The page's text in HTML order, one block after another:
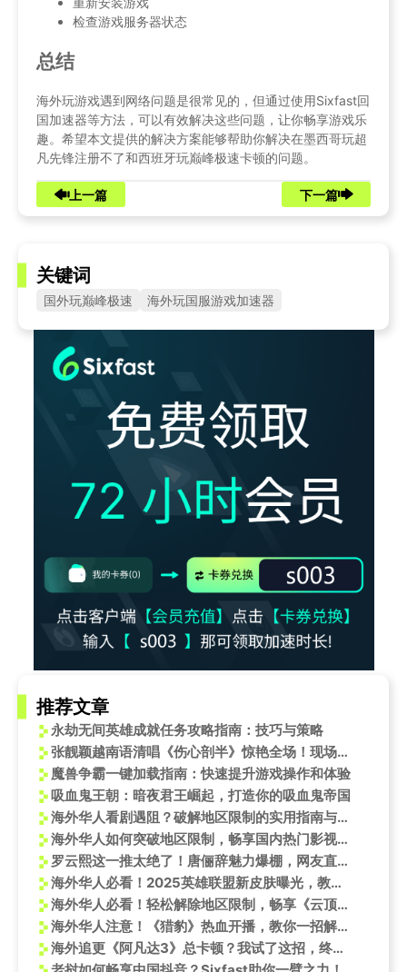
检查游戏服务器状态
总结
海外玩游戏遇到网络问题是很常见的，但通过使用Sixfast回
国加速器等方法，可以有效解决这些问题，让你畅享游戏乐
趣。希望本文提供的解决方案能够帮助你解决在墨西哥玩超
凡先锋注册不了和西班牙玩巅峰极速卡顿的问题。
上一篇 下一篇
关键词
国外玩巅峰极速 海外玩国服游戏加速器
推荐文章
永劫无间英雄成就任务攻略指南：技巧与策略
张靓颖越南语清唱《伤心剖半》惊艳全场！现场直呼《跳楼机》太好用
魔兽争霸一键加载指南：快速提升游戏操作和体验
吸血鬼王朝：暗夜君王崛起，打造你的吸血鬼帝国
海外华人看剧遇阻？破解地区限制的实用指南与家长群趣事分享
海外华人如何突破地区限制，畅享国内热门影视音乐资源
罗云熙这一推太绝了！唐俪辞魅力爆棚，网友直呼扛不住
海外华人必看！2025英雄联盟新皮肤曝光，教你如何突破地区限制畅玩国服
海外华人必看！轻松解除地区限制，畅享《云顶之弈》敖兴之峰新玩法
海外华人注意！《猎豹》热血开播，教你一招解决地区限制观看难题
海外追更《阿凡达3》总卡顿？我试了这招，终于和国内朋友同步看上了卡梅隆对谈